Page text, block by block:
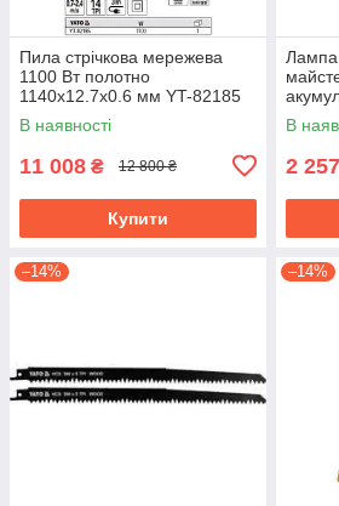
Пила стрічкова мережева
1100 Вт полотно
1140х12.7х0.6 мм YT-82185
В наявності
11 008 ₴ 12 800 ₴
Купити
Лампа
08527
В
2
–14% –14%